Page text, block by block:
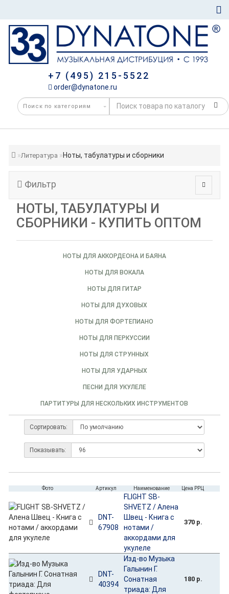
+7 (495) 215-5522
order@dynatone.ru
Литература Ноты, табулатуры и сборники
Фильтр
НОТЫ, ТАБУЛАТУРЫ И
СБОРНИКИ - КУПИТЬ ОПТОМ
НОТЫ ДЛЯ АККОРДЕОНА И БАЯНА
НОТЫ ДЛЯ ВОКАЛА
НОТЫ ДЛЯ ГИТАР
НОТЫ ДЛЯ ДУХОВЫХ
НОТЫ ДЛЯ ФОРТЕПИАНО
НОТЫ ДЛЯ ПЕРКУССИИ
НОТЫ ДЛЯ СТРУННЫХ
НОТЫ ДЛЯ УДАРНЫХ
ПЕСНИ ДЛЯ УКУЛЕЛЕ
ПАРТИТУРЫ ДЛЯ НЕСКОЛЬКИХ ИНСТРУМЕНТОВ
Сортировать:
Показывать:
Фото Артикул Наименование Цена РРЦ
DNT-
67908
FLIGHT SB-
SHVETZ / Алена
Швец - Книга с
нотами /
аккордами для
укулеле
370 р.
DNT-
40394
Изд-во Музыка
Галынин Г.
Сонатная
триада: Для
180 р.